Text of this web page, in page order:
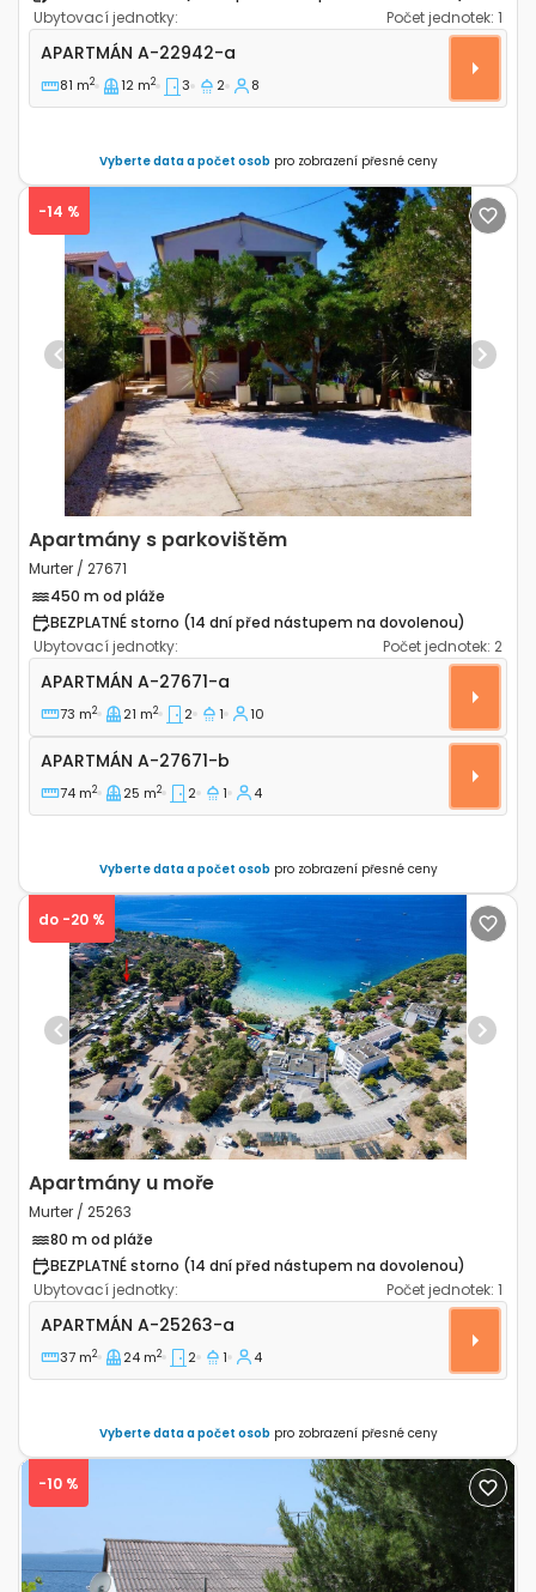
Ubytovací jednotky:
Počet jednotek: 1
Třípokojový apartmán Murter A-22942-a
APARTMÁN A-22942-a
81 m2 12 m2 3 2 8
Vyberte data a počet osob pro zobrazení přesné ceny
Previous Next
-14 %
Apartmány s parkovištěm
Murter / 27671
450 m od pláže
BEZPLATNÉ storno (14 dní před nástupem na dovolenou)
Ubytovací jednotky:
Počet jednotek: 2
Dvoupokojový apartmán Murter A-27671-a
APARTMÁN A-27671-a
73 m2 21 m2 2 1 10
Apartmán A-27671-b
APARTMÁN A-27671-b
74 m2 25 m2 2 1 4
Vyberte data a počet osob pro zobrazení přesné ceny
Previous Next
do -20 %
Apartmány u moře
Murter / 25263
80 m od pláže
BEZPLATNÉ storno (14 dní před nástupem na dovolenou)
Ubytovací jednotky:
Počet jednotek: 1
Dvoupokojový apartmán Murter A-25263-a
APARTMÁN A-25263-a
37 m2 24 m2 2 1 4
Vyberte data a počet osob pro zobrazení přesné ceny
-10 %